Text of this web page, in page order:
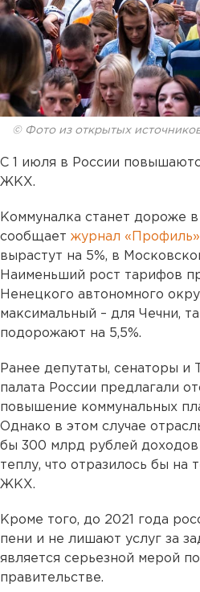
© Фото из открытых
C 1 июля в России
ЖКХ.
Коммуналка станет дороже
сообщает журнал «Профиль»
вырастут на 5%, в
Наименьший рост тарифов
Ненецкого автономного
максимальный – для Чечни,
подорожают на 5,5%.
Ранее депутаты, сенаторы
палата России предлагали
повышение коммунальных
Однако в этом случае
бы 300 млрд рублей доходов
теплу, что отразилось бы на
ЖКХ.
Кроме того, до 2021 года
пени и не лишают услуг за
является серьезной мерой
правительстве.